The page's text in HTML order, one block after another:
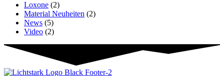
Loxone (2)
Material Neuheiten (2)
News (5)
Video (2)